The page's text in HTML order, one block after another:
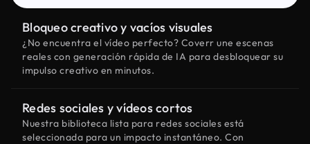
Bloqueo creativo y vacíos visuales
¿No encuentra el vídeo perfecto? Coverr une escenas
reales con generación rápida de IA para desbloquear su
impulso creativo en minutos.
Redes sociales y vídeos cortos
Nuestra biblioteca lista para redes sociales está
seleccionada para un impacto instantáneo. Con